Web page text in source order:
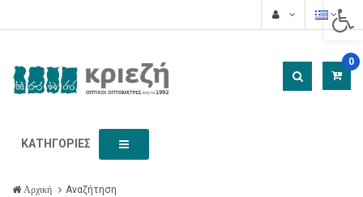
0
ΚΑΤΗΓΟΡΊΕΣ
Αρχική Αναζήτηση